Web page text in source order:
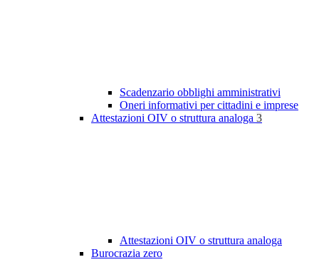
Scadenzario obblighi amministrativi
Oneri informativi per cittadini e imprese
Attestazioni OIV o struttura analoga 3
Attestazioni OIV o struttura analoga
Burocrazia zero